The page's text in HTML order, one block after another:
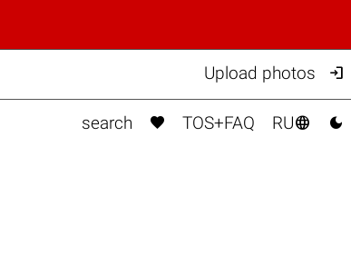
Upload photos 
search  TOS+FAQ RU 